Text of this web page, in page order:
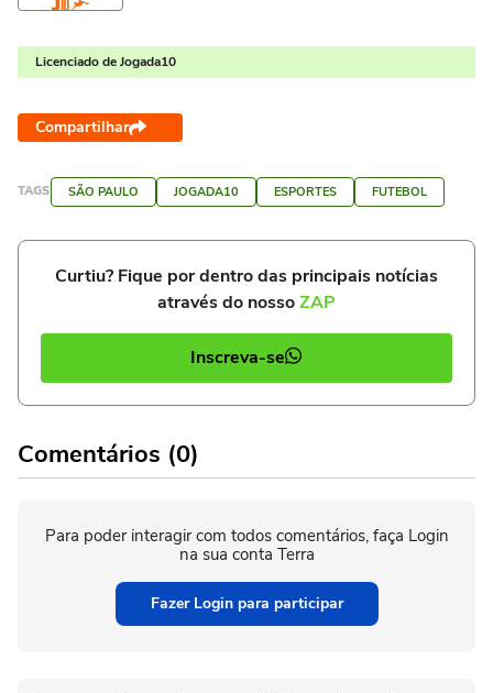
Licenciado de Jogada10
Compartilhar
TAGS SÃO PAULO JOGADA10 ESPORTES FUTEBOL
Curtiu? Fique por dentro das principais notícias
através do nossoZAP
Inscreva-se
Comentários (0)
Para poder interagir com todos comentários, faça Login
na sua conta Terra
Fazer Login para participar